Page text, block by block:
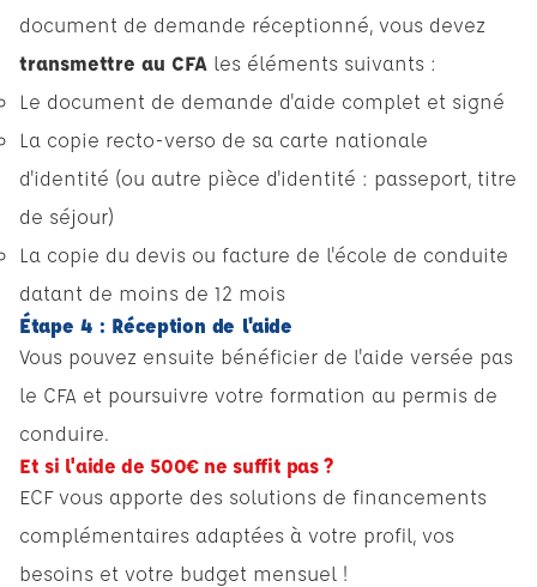
document de demande réceptionné, vous devez
transmettre au CFA les éléments suivants :
Le document de demande d'aide complet et signé
La copie recto-verso de sa carte nationale
d'identité (ou autre pièce d'identité : passeport, titre
de séjour)
La copie du devis ou facture de l'école de conduite
datant de moins de 12 mois
Étape 4 : Réception de l'aide
Vous pouvez ensuite bénéficier de l'aide versée pas
le CFA et poursuivre votre formation au permis de
conduire.
Et si l'aide de 500€ ne suffit pas ?
ECF vous apporte des solutions de financements
complémentaires adaptées à votre profil, vos
besoins et votre budget mensuel !